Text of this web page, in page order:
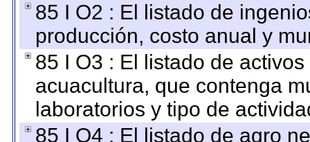
85 I O2 : El listado de
producción, costo anual y
85 I O3 : El listado de
acuacultura, que contenga
laboratorios y tipo de
85 I O4 : El listado de agro